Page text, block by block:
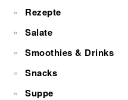
Rezepte
Salate
Smoothies & Drinks
Snacks
Suppe